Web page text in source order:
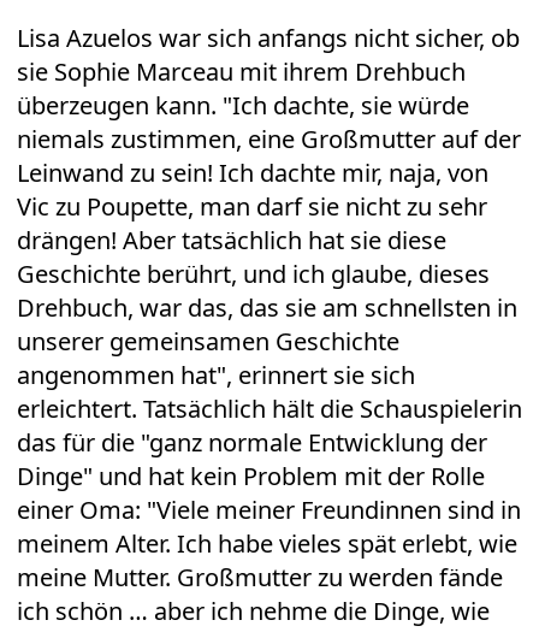
Lisa Azuelos war sich anfangs nicht sicher, ob
sie Sophie Marceau mit ihrem Drehbuch
überzeugen kann. "Ich dachte, sie würde
niemals zustimmen, eine Großmutter auf der
Leinwand zu sein! Ich dachte mir, naja, von
Vic zu Poupette, man darf sie nicht zu sehr
drängen! Aber tatsächlich hat sie diese
Geschichte berührt, und ich glaube, dieses
Drehbuch, war das, das sie am schnellsten in
unserer gemeinsamen Geschichte
angenommen hat", erinnert sie sich
erleichtert. Tatsächlich hält die Schauspielerin
das für die "ganz normale Entwicklung der
Dinge" und hat kein Problem mit der Rolle
einer Oma: "Viele meiner Freundinnen sind in
meinem Alter. Ich habe vieles spät erlebt, wie
meine Mutter. Großmutter zu werden fände
ich schön … aber ich nehme die Dinge, wie